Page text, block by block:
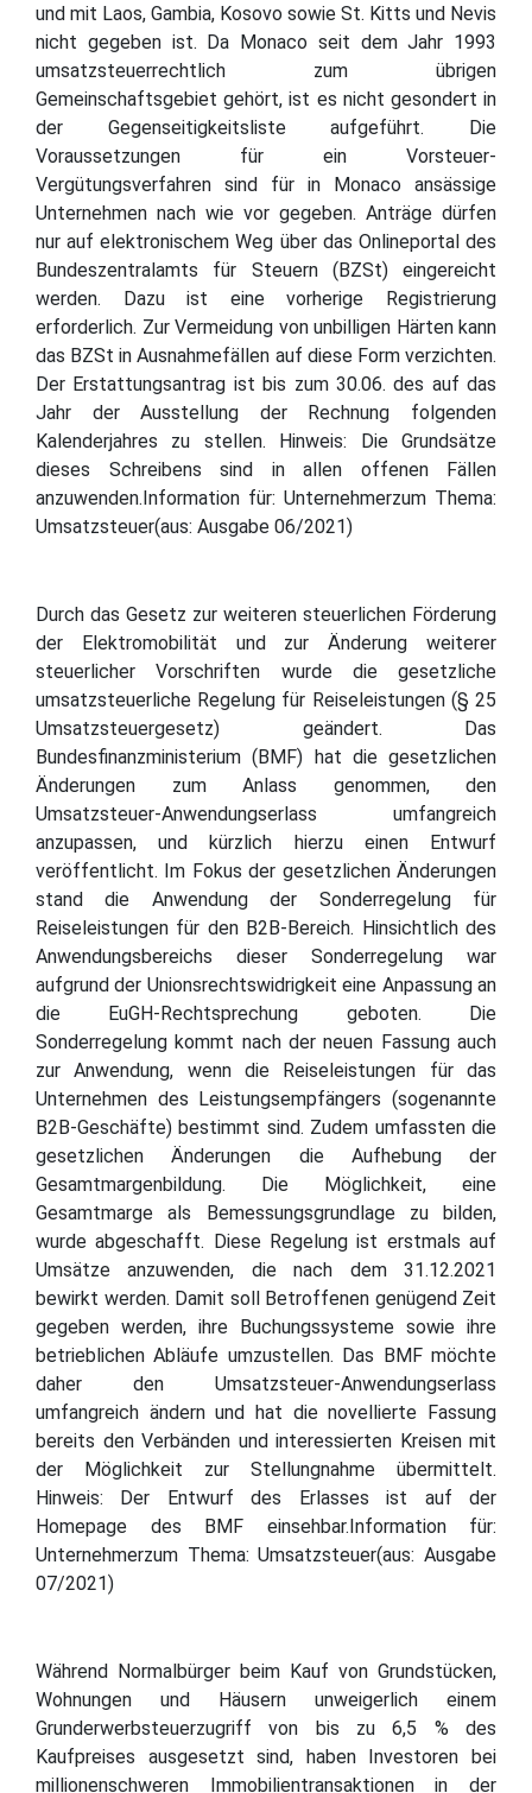
und mit Laos, Gambia, Kosovo sowie St. Kitts und Nevis
nicht gegeben ist. Da Monaco seit dem Jahr 1993
umsatzsteuerrechtlich zum übrigen
Gemeinschaftsgebiet gehört, ist es nicht gesondert in
der Gegenseitigkeitsliste aufgeführt. Die
Voraussetzungen für ein Vorsteuer-
Vergütungsverfahren sind für in Monaco ansässige
Unternehmen nach wie vor gegeben. Anträge dürfen
nur auf elektronischem Weg über das Onlineportal des
Bundeszentralamts für Steuern (BZSt) eingereicht
werden. Dazu ist eine vorherige Registrierung
erforderlich. Zur Vermeidung von unbilligen Härten kann
das BZSt in Ausnahmefällen auf diese Form verzichten.
Der Erstattungsantrag ist bis zum 30.06. des auf das
Jahr der Ausstellung der Rechnung folgenden
Kalenderjahres zu stellen. Hinweis: Die Grundsätze
dieses Schreibens sind in allen offenen Fällen
anzuwenden.Information für: Unternehmerzum Thema:
Umsatzsteuer(aus: Ausgabe 06/2021)
Durch das Gesetz zur weiteren steuerlichen Förderung
der Elektromobilität und zur Änderung weiterer
steuerlicher Vorschriften wurde die gesetzliche
umsatzsteuerliche Regelung für Reiseleistungen (§ 25
Umsatzsteuergesetz) geändert. Das
Bundesfinanzministerium (BMF) hat die gesetzlichen
Änderungen zum Anlass genommen, den
Umsatzsteuer-Anwendungserlass umfangreich
anzupassen, und kürzlich hierzu einen Entwurf
veröffentlicht. Im Fokus der gesetzlichen Änderungen
stand die Anwendung der Sonderregelung für
Reiseleistungen für den B2B-Bereich. Hinsichtlich des
Anwendungsbereichs dieser Sonderregelung war
aufgrund der Unionsrechtswidrigkeit eine Anpassung an
die EuGH-Rechtsprechung geboten. Die
Sonderregelung kommt nach der neuen Fassung auch
zur Anwendung, wenn die Reiseleistungen für das
Unternehmen des Leistungsempfängers (sogenannte
B2B-Geschäfte) bestimmt sind. Zudem umfassten die
gesetzlichen Änderungen die Aufhebung der
Gesamtmargenbildung. Die Möglichkeit, eine
Gesamtmarge als Bemessungsgrundlage zu bilden,
wurde abgeschafft. Diese Regelung ist erstmals auf
Umsätze anzuwenden, die nach dem 31.12.2021
bewirkt werden. Damit soll Betroffenen genügend Zeit
gegeben werden, ihre Buchungssysteme sowie ihre
betrieblichen Abläufe umzustellen. Das BMF möchte
daher den Umsatzsteuer-Anwendungserlass
umfangreich ändern und hat die novellierte Fassung
bereits den Verbänden und interessierten Kreisen mit
der Möglichkeit zur Stellungnahme übermittelt.
Hinweis: Der Entwurf des Erlasses ist auf der
Homepage des BMF einsehbar.Information für:
Unternehmerzum Thema: Umsatzsteuer(aus: Ausgabe
07/2021)
Während Normalbürger beim Kauf von Grundstücken,
Wohnungen und Häusern unweigerlich einem
Grunderwerbsteuerzugriff von bis zu 6,5 % des
Kaufpreises ausgesetzt sind, haben Investoren bei
millionenschweren Immobilientransaktionen in der